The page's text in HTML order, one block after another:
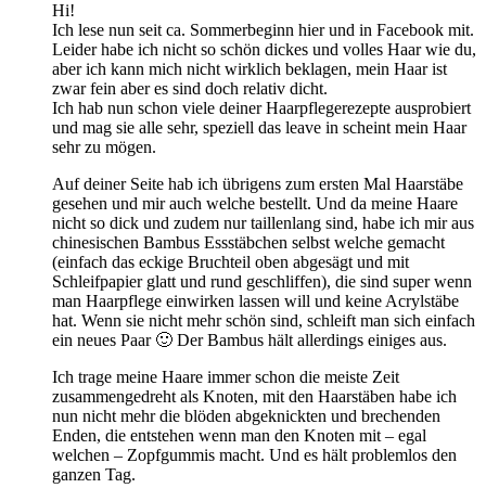
Hi!
Ich lese nun seit ca. Sommerbeginn hier und in Facebook mit.
Leider habe ich nicht so schön dickes und volles Haar wie du,
aber ich kann mich nicht wirklich beklagen, mein Haar ist
zwar fein aber es sind doch relativ dicht.
Ich hab nun schon viele deiner Haarpflegerezepte ausprobiert
und mag sie alle sehr, speziell das leave in scheint mein Haar
sehr zu mögen.
Auf deiner Seite hab ich übrigens zum ersten Mal Haarstäbe
gesehen und mir auch welche bestellt. Und da meine Haare
nicht so dick und zudem nur taillenlang sind, habe ich mir aus
chinesischen Bambus Essstäbchen selbst welche gemacht
(einfach das eckige Bruchteil oben abgesägt und mit
Schleifpapier glatt und rund geschliffen), die sind super wenn
man Haarpflege einwirken lassen will und keine Acrylstäbe
hat. Wenn sie nicht mehr schön sind, schleift man sich einfach
ein neues Paar 🙂 Der Bambus hält allerdings einiges aus.
Ich trage meine Haare immer schon die meiste Zeit
zusammengedreht als Knoten, mit den Haarstäben habe ich
nun nicht mehr die blöden abgeknickten und brechenden
Enden, die entstehen wenn man den Knoten mit – egal
welchen – Zopfgummis macht. Und es hält problemlos den
ganzen Tag.